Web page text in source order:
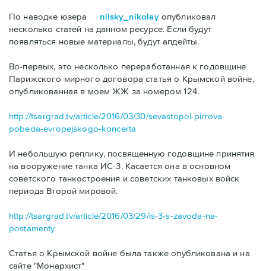
По наводке юзера nilsky_nikolayопубликовал
несколько статей на данном ресурсе. Если будут
появляться новые материалы, будут апдейты.
Во-первых, это несколько переработанная к годовщине
Парижского мирного договора статья о Крымской войне,
опубликованная в моем ЖЖ за номером 124.
http://tsargrad.tv/article/2016/03/30/sevastopol-pirrova-
pobeda-evropejskogo-koncerta
И небольшую реплику, посвященную годовщине принятия
на вооружение танка ИС-3. Касается она в основном
советского танкостроения и советских танковых войск
периода Второй мировой.
http://tsargrad.tv/article/2016/03/29/is-3-s-zavoda-na-
postamenty
Статья о Крымской войне была также опубликована и на
сайте "Монархист"